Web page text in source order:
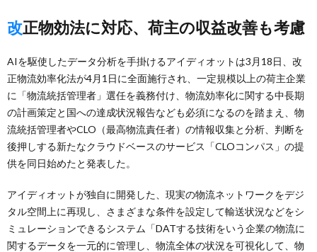
改正物効法に対応、荷主の収益改善も考慮
AIを駆使したデータ分析を手掛けるアイディオットは3月18日、改
正物流効率化法が4月1日に全面施行され、一定規模以上の荷主企業
に「物流統括管理者」選任を義務付け、物流効率化に関する中長期
の計画策定と国への達成状況報告なども必須になるのを踏まえ、物
流統括管理者やCLO（最高物流責任者）の情報収集と分析、判断を
後押しする新たなクラウドベースのサービス「CLOコンパス」の提
供を同日始めたと発表した。
アイディオットが独自に開発した、現実の物流ネットワークをデジ
タル空間上に再現し、さまざまな条件を設定して輸送状況などをシ
ミュレーションできるシステム「DATする技術をいう企業の物流に
関するデータを一元的に管理し、物流全体の状況を可視化して、物